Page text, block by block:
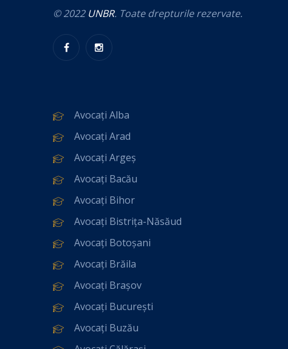
© 2022 UNBR. Toate drepturile rezervate.
Avocați Alba
Avocați Arad
Avocați Argeș
Avocați Bacău
Avocați Bihor
Avocați Bistrița-Năsăud
Avocați Botoșani
Avocați Brăila
Avocați Brașov
Avocați București
Avocați Buzău